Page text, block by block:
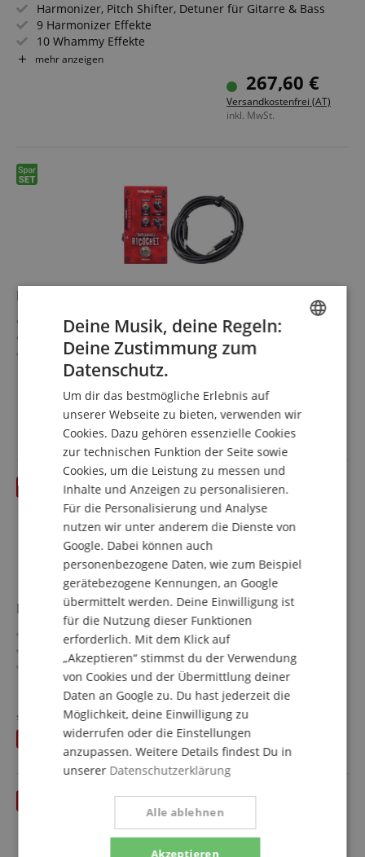
Harmonizer, Pitch Shifter, Detuner für Gitarre & Bass
9 Harmonizer Effekte
10 Whammy Effekte
2 Detune Effekte
mehr anzeigen
267,60 €
Versandkostenfrei (AT)
inkl. MwSt.
Digitech Whammy Ricochet Pitch Shift Set
Whammy-Effekt ohne Expression-Pedal
Pitch Shifting in einem Bereich von 4 Oktaven
Classic- und Chords-Modus
Optische LED-Anzeige
Sparset inklusive Kabel
mehr anzeigen
155,60 €
Versandkostenfrei (AT)
inkl. MwSt.
bis 31.08.2026
Digitech DOD Overdrive Preamp 250 Effekt Pedal
Overdrive Pedal
Wiederauflage des legendären DOD Pedals
Verbesserte Schaltung & Komponenten
True Bypass
Leichtes Aluminium Gehäuse
Aktualisierter 9V Netzteil Anschluss
mehr anzeigen
91,00 €
inkl. MwSt.
statt bisher94€
Du sparst3,00 €
FRENCH
SPANISH
Deine Musik, deine Regeln:
Deine Zustimmung zum
Datenschutz.
Um dir das bestmögliche Erlebnis auf
unserer Webseite zu bieten, verwenden wir
Cookies. Dazu gehören essenzielle Cookies
zur technischen Funktion der Seite sowie
Cookies, um die Leistung zu messen und
Inhalte und Anzeigen zu personalisieren.
Für die Personalisierung und Analyse
nutzen wir unter anderem die Dienste von
Google. Dabei können auch
personenbezogene Daten, wie zum Beispiel
gerätebezogene Kennungen, an Google
übermittelt werden. Deine Einwilligung ist
für die Nutzung dieser Funktionen
erforderlich. Mit dem Klick auf
„Akzeptieren“ stimmst du der Verwendung
von Cookies und der Übermittlung deiner
Daten an Google zu. Du hast jederzeit die
Möglichkeit, deine Einwilligung zu
widerrufen oder die Einstellungen
anzupassen. Weitere Details findest Du in
unserer Datenschutzerklärung
Akzeptieren
Alle ablehnen